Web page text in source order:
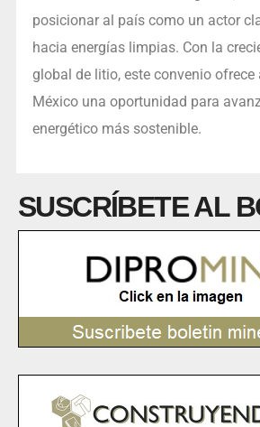
posicionar al país como un actor
hacia energías limpias. Con la
global de litio, este convenio
México una oportunidad para
energético más sostenible.
SUSCRÍBETE AL